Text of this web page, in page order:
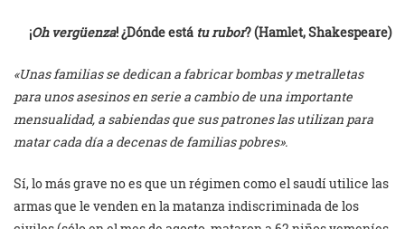
¡Oh vergüenza! ¿Dónde está tu rubor? (Hamlet, Shakespeare)
«Unas familias se dedican a fabricar bombas y metralletas
para unos asesinos en serie a cambio de una importante
mensualidad, a sabiendas que sus patrones las utilizan para
matar cada día a decenas de familias pobres».
Sí, lo más grave no es que un régimen como el saudí utilice las
armas que le venden en la matanza indiscriminada de los